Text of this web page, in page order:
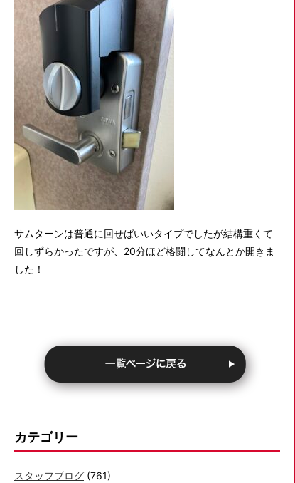
サムターンは普通に回せばいいタイプでしたが結構重くて
回しずらかったですが、20分ほど格闘してなんとか開きま
した！
カテゴリー
スタッフブログ (761)